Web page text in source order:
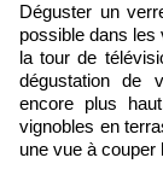
Déguster un
possible dans les
la tour de
dégustation de
encore plus
vignobles en
une vue à couper